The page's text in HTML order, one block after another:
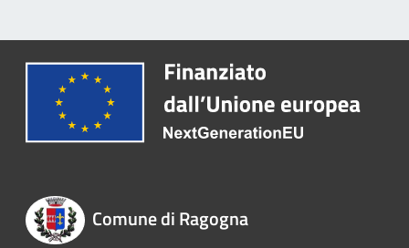
Comune di Ragogna